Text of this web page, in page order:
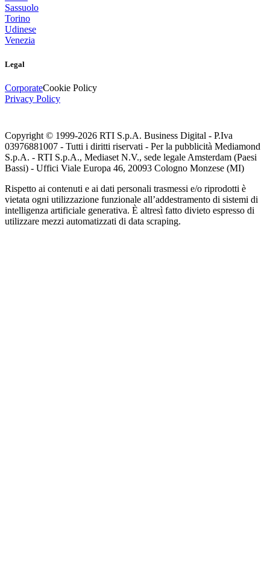
Sassuolo
Torino
Udinese
Venezia
Legal
CorporateCookie Policy
Privacy Policy
Copyright © 1999-2026 RTI S.p.A. Business Digital - P.Iva
03976881007 - Tutti i diritti riservati - Per la pubblicità Mediamond
S.p.A. - RTI S.p.A., Mediaset N.V., sede legale Amsterdam (Paesi
Bassi) - Uffici Viale Europa 46, 20093 Cologno Monzese (MI)
Rispetto ai contenuti e ai dati personali trasmessi e/o riprodotti è
vietata ogni utilizzazione funzionale all’addestramento di sistemi di
intelligenza artificiale generativa. È altresì fatto divieto espresso di
utilizzare mezzi automatizzati di data scraping.